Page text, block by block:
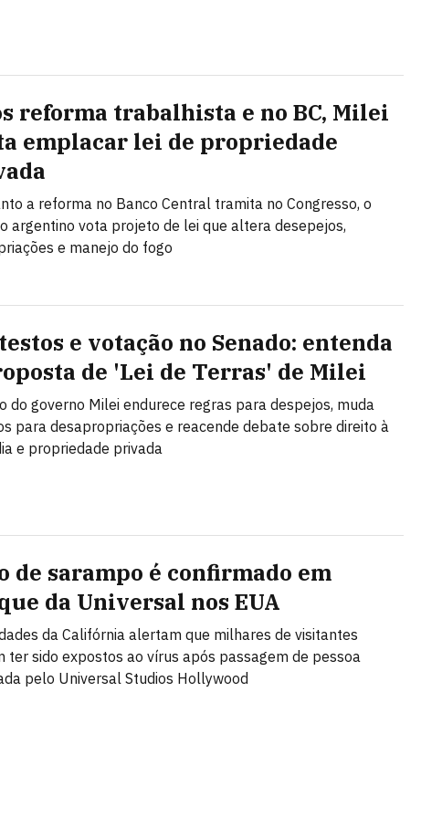
reforma trabalhista e no BC, Milei
emplacar lei de propriedade
a reforma no Banco Central tramita no Congresso, o
argentino vota projeto de lei que altera desepejos,
e manejo do fogo
e votação no Senado: entenda
de 'Lei de Terras' de Milei
do governo Milei endurece regras para despejos, muda
para desapropriações e reacende debate sobre direito à
e propriedade privada
de sarampo é confirmado em
da Universal nos EUA
da Califórnia alertam que milhares de visitantes
ter sido expostos ao vírus após passagem de pessoa
pelo Universal Studios Hollywood